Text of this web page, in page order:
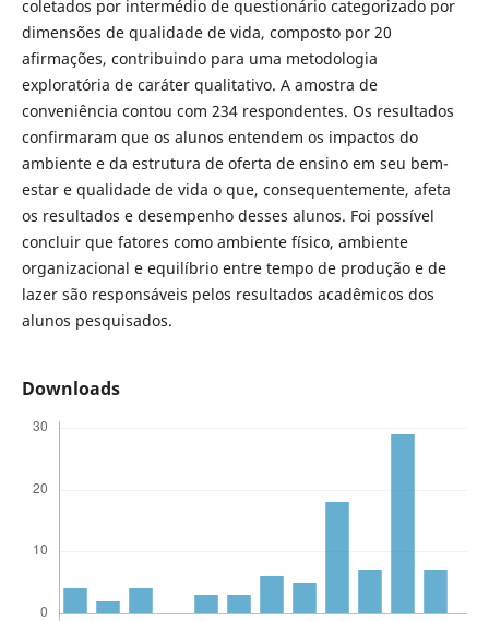
coletados por intermédio de questionário categorizado por
dimensões de qualidade de vida, composto por 20
afirmações, contribuindo para uma metodologia
exploratória de caráter qualitativo. A amostra de
conveniência contou com 234 respondentes. Os resultados
confirmaram que os alunos entendem os impactos do
ambiente e da estrutura de oferta de ensino em seu bem-
estar e qualidade de vida o que, consequentemente, afeta
os resultados e desempenho desses alunos. Foi possível
concluir que fatores como ambiente físico, ambiente
organizacional e equilíbrio entre tempo de produção e de
lazer são responsáveis pelos resultados acadêmicos dos
alunos pesquisados.
Downloads